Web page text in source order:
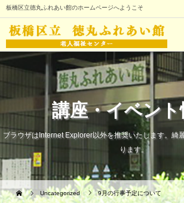
板橋区立徳丸ふれあい館のホームページへようこそ
講座・イベン
ブラウザはInternet Explorer以外を推奨いたします。綺
ります。
Uncategorized 9月の行事予定について